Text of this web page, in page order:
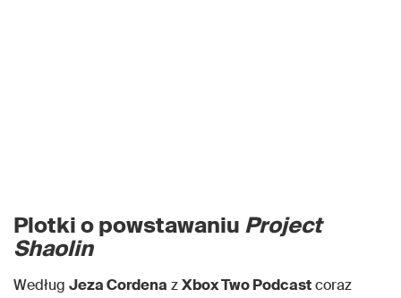
Plotki o powstawaniu Project
Shaolin
Według Jeza Cordena zXbox Two Podcastcoraz